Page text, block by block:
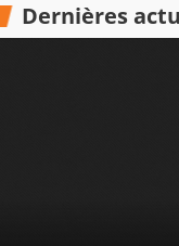
Dernières